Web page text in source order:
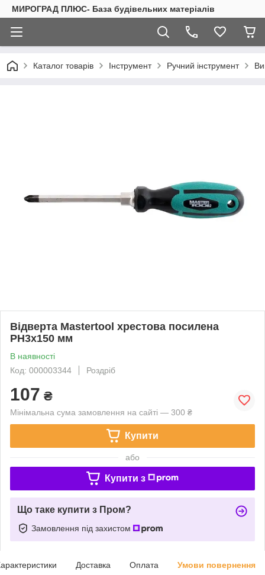
МИРОГРАД ПЛЮС- База будівельних матеріалів
Каталог товарів Інструмент Ручний інструмент
Відверта Mastertool хрестова посилена
РН3х150 мм
В наявності
Код: 000003344
Роздріб
107 ₴
Мінімальна сума замовлення на сайті — 300 ₴
Купити
або
Купити з
Що таке купити з Пром?
Замовлення під захистом
Доставка Оплата Умови повернення